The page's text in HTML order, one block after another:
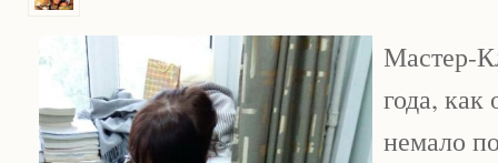
Мастер-
года,
немало